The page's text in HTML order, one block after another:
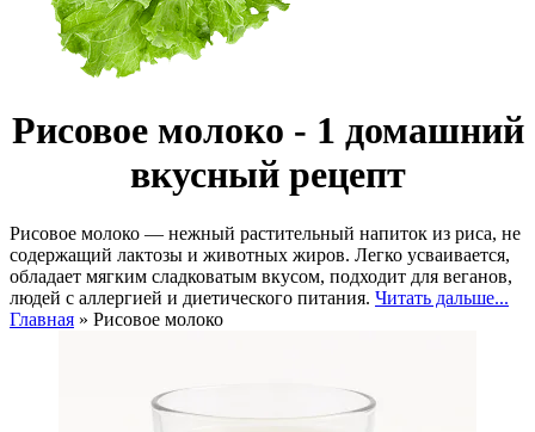
Рисовое молоко - 1 домашний
вкусный рецепт
Рисовое молоко — нежный растительный напиток из риса, не
содержащий лактозы и животных жиров. Легко усваивается,
обладает мягким сладковатым вкусом, подходит для веганов,
людей с аллергией и диетического питания. Читать дальше...
Главная » Рисовое молоко